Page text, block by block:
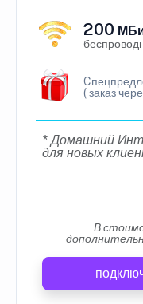
200
( заказ
* Домашний
для новых
В